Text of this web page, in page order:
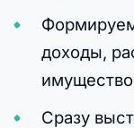
доходы,
Сразу